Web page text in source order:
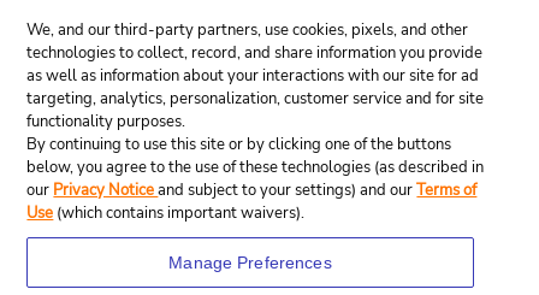
We, and our third-party partners, use cookies, pixels, and other
technologies to collect, record, and share information you provide
as well as information about your interactions with our site for ad
targeting, analytics, personalization, customer service and for site
functionality purposes.
By continuing to use this site or by clicking one of the buttons
below, you agree to the use of these technologies (as described in
our Privacy Noticeand subject to your settings) and ourTerms of
Use (which contains important waivers).
Manage Preferences